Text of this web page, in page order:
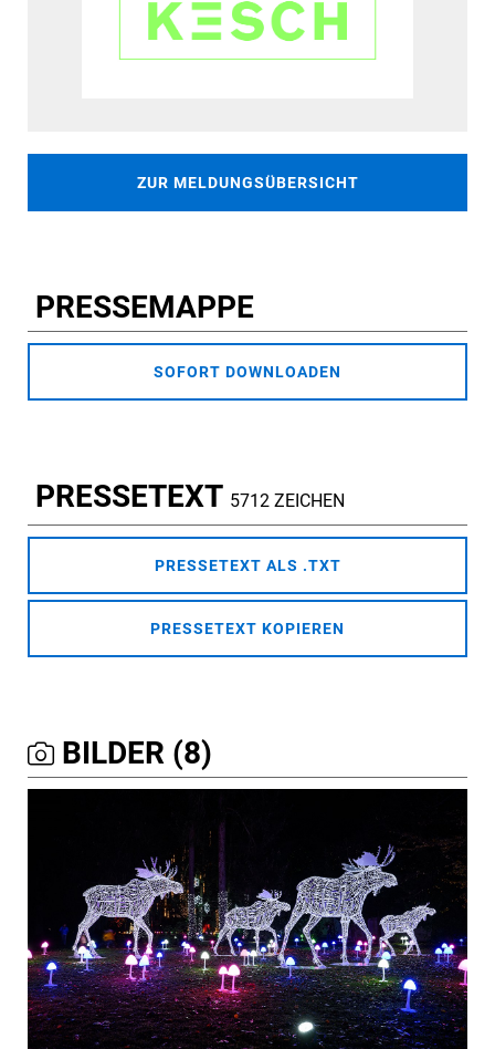
ZUR MELDUNGSÜBERSICHT
PRESSEMAPPE
SOFORT DOWNLOADEN
PRESSETEXT 5712 ZEICHEN
PRESSETEXT ALS .TXT
PRESSETEXT KOPIEREN
BILDER (8)